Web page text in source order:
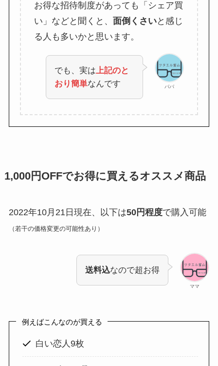
お得な招待制度があっても「シェア買
い」などと聞くと、 面倒くさいと感じ
る人も多いかと思います。
パパ
でも、実は上記のと
おり簡単なんです
1,000円OFFでお得に買えるオススメ商品
2022年10月21日現在、以下は50円程度で購入可能
（若干の価格変更の可能性あり）
ママ
送料込なので超お得
例えばこんなのが買える
白い恋人9枚